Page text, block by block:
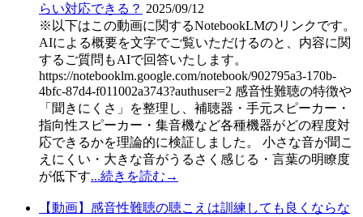
らい対応できる？ 2025/09/12
※以下はこの動画に関するNotebookLMのリンクです。
AIによる概要を文字でご覧いただけるのと、内容に関
するご質問もAIで回答いたします。
https://notebooklm.google.com/notebook/902795a3-170b-
4bfc-87d4-f011002a3743?authuser=2 感音性難聴の特徴や
「聞きにくさ」を整理し、補聴器・手元スピーカー・
指向性スピーカー・集音機など各種機器がどの程度対
応できるかを理論的に検証しました。 小さな音が聞こ
えにくい・大きな音がうるさく感じる・言葉の明瞭度
が低下す...続きを読む→
【動画】感音性難聴の聴こえは訓練しても良くならな